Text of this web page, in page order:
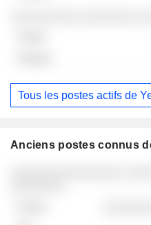
Tous les postes actifs de
Anciens postes connus